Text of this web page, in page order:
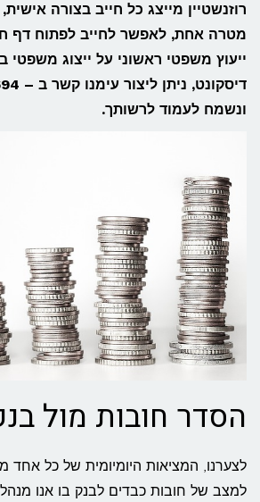
רוזנשטיין מייצג כל חייב בצורה
מטרה אחת, לאפשר לחייב לפתוח דף
ייעוץ משפטי ראשוני על ייצוג משפטי
ונשמח לעמוד לרשותך.
הסדר חובות מול
לצערנו, המציאות היומיומית של כל אחד
למצב של חובות כבדים לבנק בו אנו